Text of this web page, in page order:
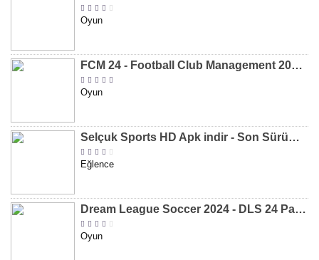
Oyun
FCM 24 - Football Club Management 2024 Para Hileli MOD APK indir [v1.0.4]
Oyun
Selçuk Sports HD Apk indir - Son Sürüm 2024 [2.0.1.9]
Eğlence
Dream League Soccer 2024 - DLS 24 Para Hileli MOD APK indir [v11.050]
Oyun